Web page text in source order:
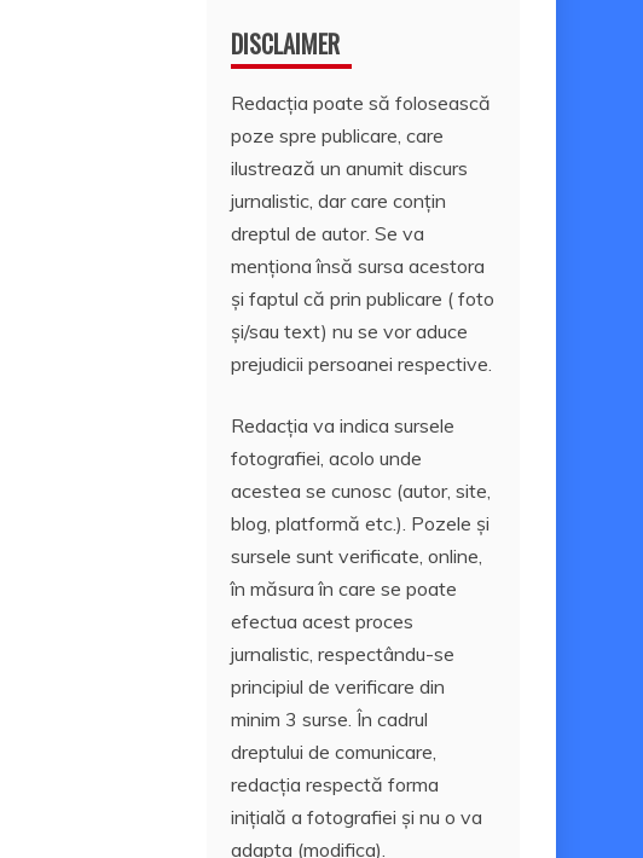
DISCLAIMER
Redacția poate să folosească
poze spre publicare, care
ilustrează un anumit discurs
jurnalistic, dar care conțin
dreptul de autor. Se va
menționa însă sursa acestora
și faptul că prin publicare ( foto
și/sau text) nu se vor aduce
prejudicii persoanei respective.
Redacția va indica sursele
fotografiei, acolo unde
acestea se cunosc (autor, site,
blog, platformă etc.). Pozele și
sursele sunt verificate, online,
în măsura în care se poate
efectua acest proces
jurnalistic, respectându-se
principiul de verificare din
minim 3 surse. În cadrul
dreptului de comunicare,
redacția respectă forma
inițială a fotografiei și nu o va
adapta (modifica).